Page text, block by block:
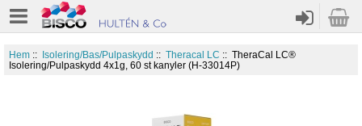
Hem:: Isolering/Bas/Pulpaskydd :: Theracal LC :: TheraCal LC®
Isolering/Pulpaskydd 4x1g, 60 st kanyler (H-33014P)